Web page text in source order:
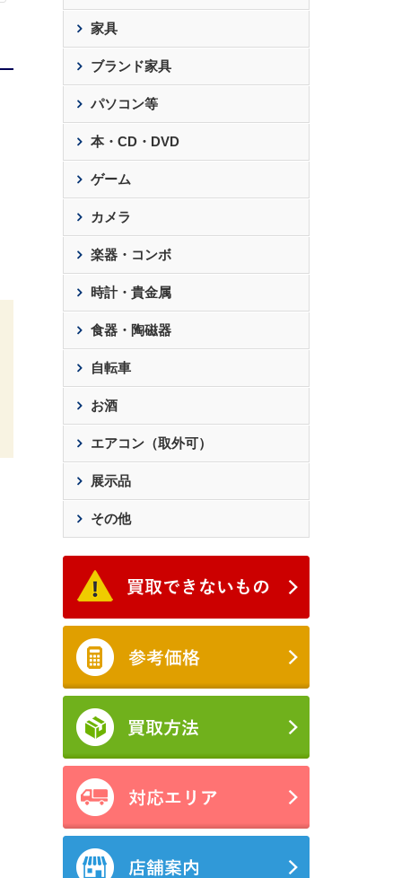
家具
ブランド家具
パソコン等
本・CD・DVD
ゲーム
カメラ
楽器・コンボ
時計・貴金属
食器・陶磁器
自転車
お酒
エアコン（取外可）
展示品
その他